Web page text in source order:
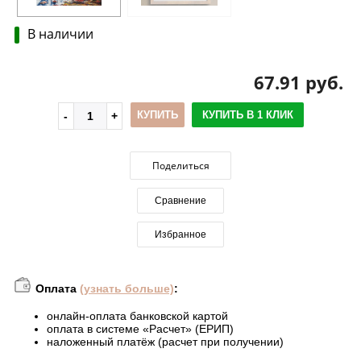
В наличии
67.91 руб.
КУПИТЬ КУПИТЬ В 1 КЛИК
Поделиться
Сравнение
Избранное
Оплата (узнать больше):
онлайн-оплата банковской картой
оплата в системе «Расчет» (ЕРИП)
наложенный платёж (расчет при получении)